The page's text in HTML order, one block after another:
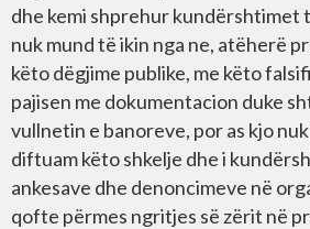
dhe kemi shprehur kundërshtimet
nuk mund të ikin nga ne, atëherë
këto dëgjime publike, me këto
pajisen me dokumentacion duke
vullnetin e banoreve, por as kjo
diftuam këto shkelje dhe i
ankesave dhe denoncimeve në
qofte përmes ngritjes së zërit në